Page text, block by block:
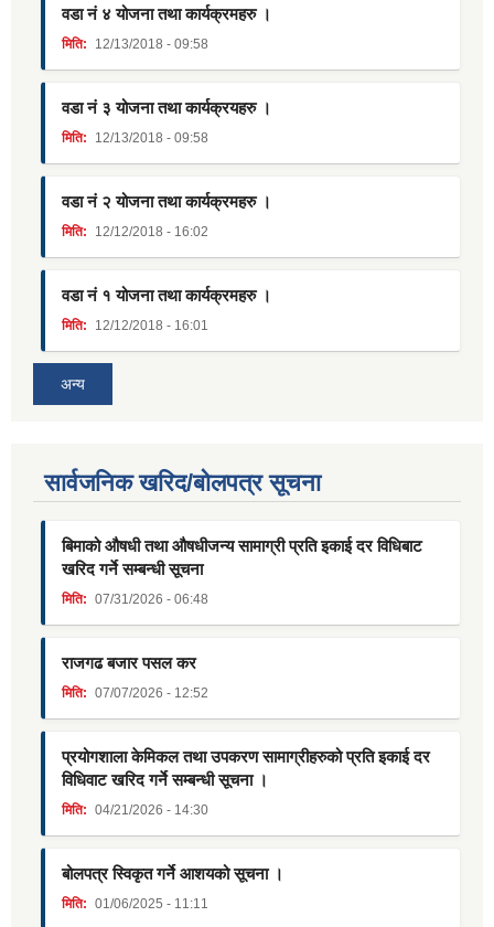
वडा नं ४ योजना तथा कार्यक्रमहरु ।
मिति: 12/13/2018 - 09:58
वडा नं ३ योजना तथा कार्यक्रयहरु ।
मिति: 12/13/2018 - 09:58
वडा नं २ योजना तथा कार्यक्रमहरु ।
मिति: 12/12/2018 - 16:02
वडा नं १ योजना तथा कार्यक्रमहरु ।
मिति: 12/12/2018 - 16:01
अन्य
सार्वजनिक खरिद/बोलपत्र सूचना
बिमाको औषधी तथा औषधीजन्य सामाग्री प्रति इकाई दर विधिबाट
खरिद गर्ने सम्बन्धी सूचना
मिति: 07/31/2026 - 06:48
राजगढ बजार पसल कर
मिति: 07/07/2026 - 12:52
प्रयोगशाला केमिकल तथा उपकरण सामाग्रीहरुको प्रति इकाई दर
विधिवाट खरिद गर्ने सम्बन्धी सूचना ।
मिति: 04/21/2026 - 14:30
बोलपत्र स्विकृत गर्ने आशयको सूचना ।
मिति: 01/06/2025 - 11:11